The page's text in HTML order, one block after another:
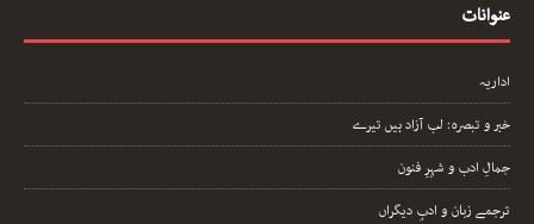
عنوانات
اداریہ
خبر و تبصرہ: لب آزاد ہیں تیرے
جمالِ ادب و شہرِ فنون
ترجمے زبان و ادبِ دیگراں